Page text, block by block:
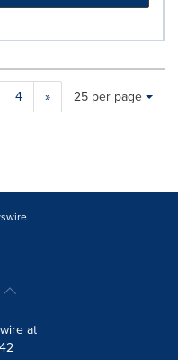
4 »
Making
will
Items per page:
25 per page
at